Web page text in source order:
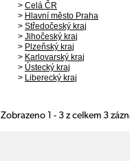
> Celá ČR
> Hlavní město Praha
> Středočeský kraj
> Jihočeský kraj
> Plzeňský kraj
> Karlovarský kraj
> Ústecký kraj
> Liberecký kraj
Zobrazeno 1 - 3 z celkem 3